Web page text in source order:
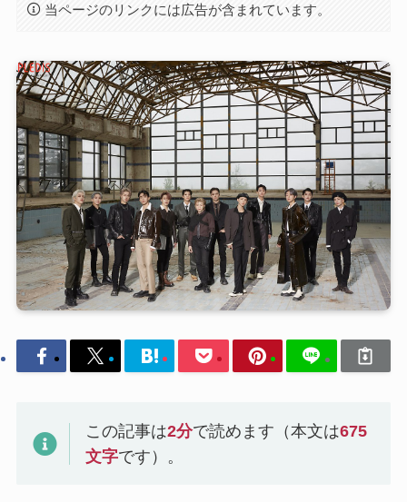
当ページのリンクには広告が含まれています。
この記事は2分で読めます（本文は675
文字です）。